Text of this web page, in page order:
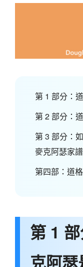
第 1 部分：
第 2 部分：
第 3 部分：
麥克阿瑟家譜
第四部：道
第 1
克阿